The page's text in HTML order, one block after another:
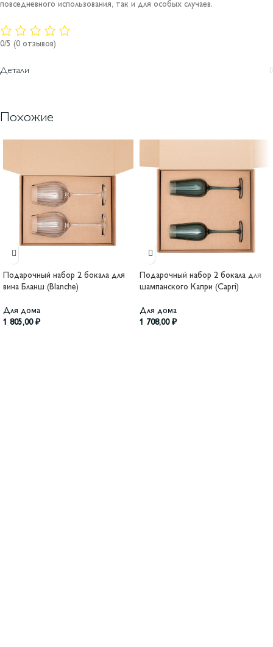
повседневного использования, так и для особых случаев.
0/5 (0 отзывов)
Детали
Похожие
Подарочный набор 2 бокала для
вина Бланш (Blanche)
Для дома
1 805,00 ₽
Подарочный набор 2 бокала для
шампанского Капри (Capri)
Для дома
1 708,00 ₽